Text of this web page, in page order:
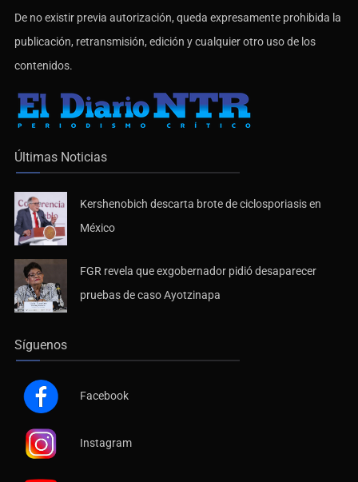
De no existir previa autorización, queda expresamente prohibida la
publicación, retransmisión, edición y cualquier otro uso de los
contenidos.
Últimas Noticias
Kershenobich descarta brote de ciclosporiasis en
México
FGR revela que exgobernador pidió desaparecer
pruebas de caso Ayotzinapa
Síguenos
Facebook
Instagram